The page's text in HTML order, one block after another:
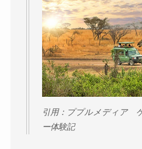
引用：ププルメディア
ー体験記